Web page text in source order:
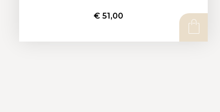
€ 51,00